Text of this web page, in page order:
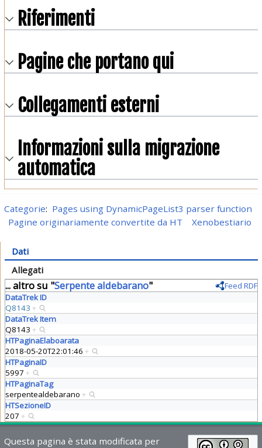
Riferimenti
Pagine che portano qui
Collegamenti esterni
Informazioni sulla migrazione
automatica
Categorie: Pages using DynamicPageList3 parser function
Pagine originariamente convertite da HT
Xenobestiario
Dati
Allegati
... altro su "Serpente aldebarano"
Feed RDF
DataTrek ID
Q8143 +
DataTrek Item
Q8143 +
HTPaginaElaboarata
2018-05-20T22:01:46 +
HTPaginaID
5997 +
HTPaginaTag
serpentealdebarano +
HTSezioneID
207 +
Questa pagina è stata modificata per